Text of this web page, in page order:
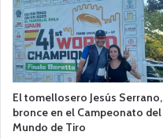
El tomellosero Jesús Serrano,
bronce en el Campeonato del
Mundo de Tiro